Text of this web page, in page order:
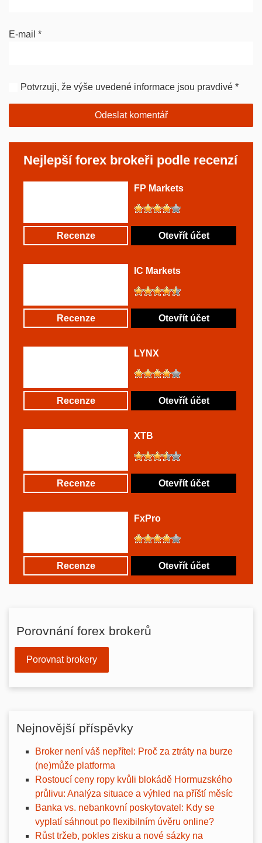
E-mail *
Potvrzuji, že výše uvedené informace jsou pravdivé *
Nejlepší forex brokeři podle recenzí
FP Markets
Recenze Otevřít účet
IC Markets
Recenze Otevřít účet
LYNX
Recenze Otevřít účet
XTB
Recenze Otevřít účet
FxPro
Recenze Otevřít účet
Porovnání forex brokerů
Porovnat brokery
Nejnovější příspěvky
Broker není váš nepřítel: Proč za ztráty na burze
(ne)může platforma
Rostoucí ceny ropy kvůli blokádě Hormuzského
průlivu: Analýza situace a výhled na příští měsíc
Banka vs. nebankovní poskytovatel: Kdy se
vyplatí sáhnout po flexibilním úvěru online?
Růst tržeb, pokles zisku a nové sázky na